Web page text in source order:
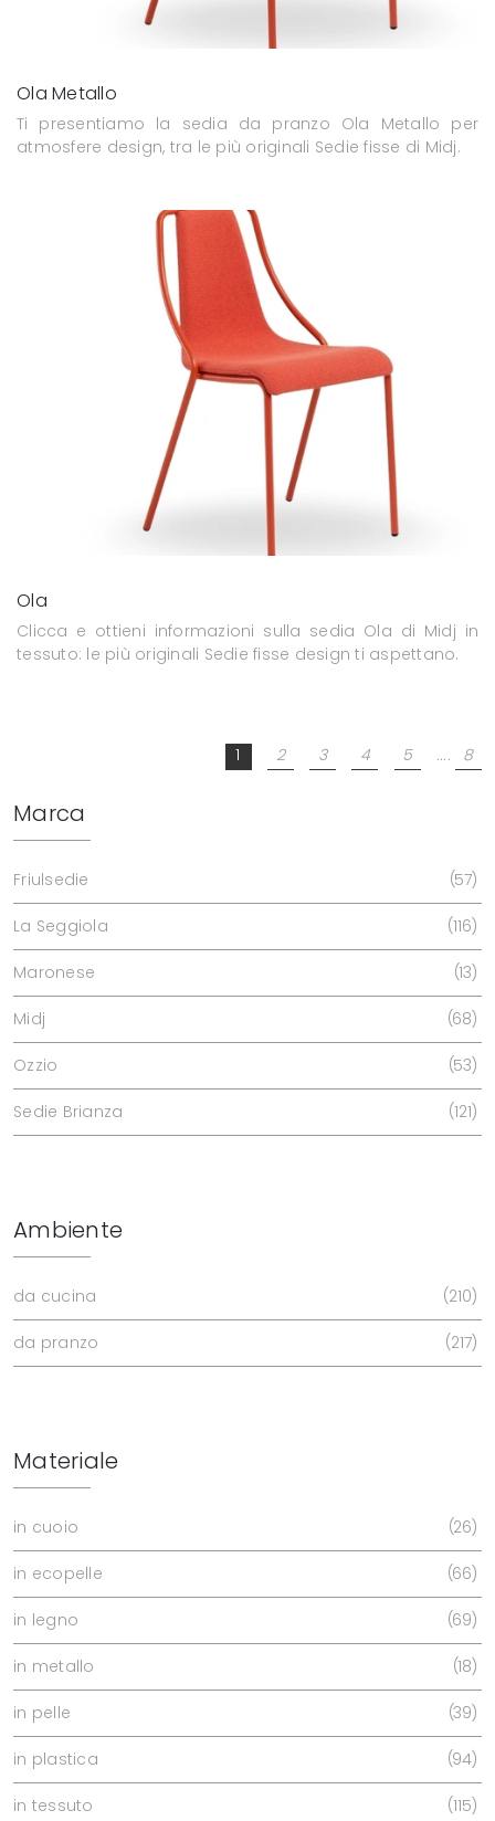
Ola Metallo
Ti presentiamo la sedia da pranzo Ola Metallo per
atmosfere design, tra le più originali Sedie fisse di Midj.
Ola
Clicca e ottieni informazioni sulla sedia Ola di Midj in
tessuto: le più originali Sedie fisse design ti aspettano.
1 2 3 4 5 .... 8
Marca
Friulsedie 57
La Seggiola 116
Maronese 13
Midj 68
Ozzio 53
Sedie Brianza 121
Ambiente
da cucina 210
da pranzo 217
Materiale
in cuoio 26
in ecopelle 66
in legno 69
in metallo 18
in pelle 39
in plastica 94
in tessuto 115